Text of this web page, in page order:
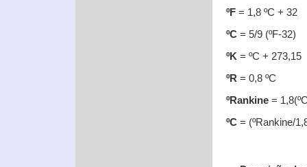
ºF = 1,8 ºC + 32
ºC = 5/9 (ºF-32)
ºK = ºC + 273,15
ºR = 0,8 ºC
ºRankine =
ºC = (ºRankine/